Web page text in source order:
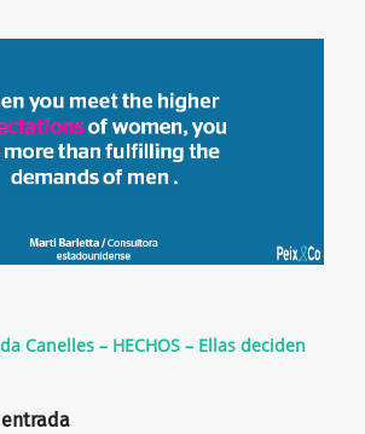
Canelles – HECHOS – Ellas deciden